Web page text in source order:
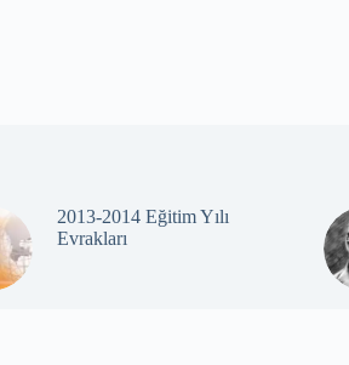
2013-2014 Eğitim Yılı
Evrakları